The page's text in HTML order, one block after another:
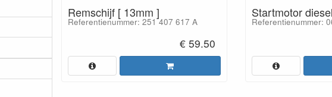
Remschijf [ 13mm ]
Referentienummer: 251 407 617 A
€ 59.50
Startmotor
Referentienummer: